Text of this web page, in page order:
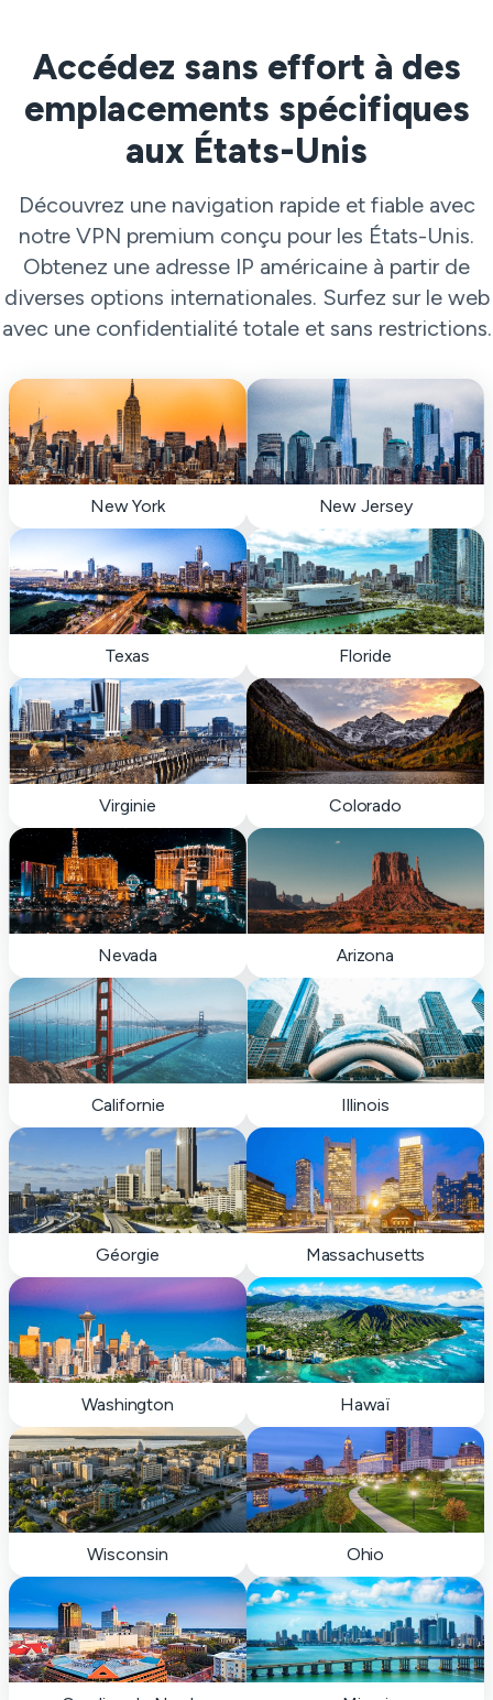
Accédez sans effort à des
emplacements spécifiques
aux États-Unis
Découvrez une navigation rapide et fiable avec
notre VPN premium conçu pour les États-Unis.
Obtenez une adresse IP américaine à partir de
diverses options internationales. Surfez sur le web
avec une confidentialité totale et sans restrictions.
New York New Jersey
Texas Floride
Virginie Colorado
Nevada Arizona
Californie Illinois
Géorgie Massachusetts
Washington Hawaï
Wisconsin Ohio